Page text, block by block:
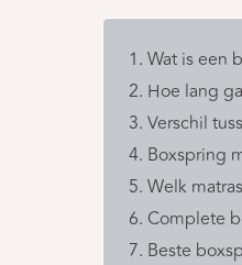
Wat is een
Hoe lang
Verschil
Boxspring
Welk
Complete
Beste